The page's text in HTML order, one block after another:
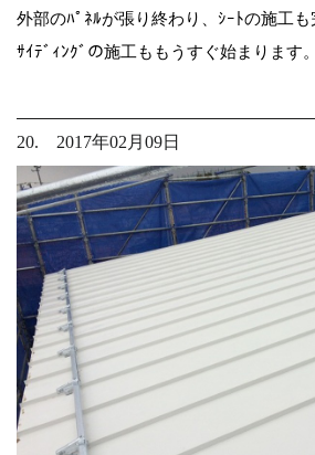
外部のﾊﾟﾈﾙが張り終わり、ｼｰﾄの施工も
ｻｲﾃﾞｨﾝｸﾞの施工ももうすぐ始まります。
20. 2017年02月09日